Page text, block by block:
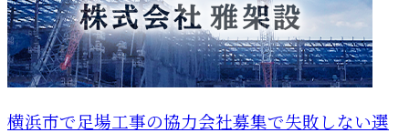
横浜市で足場工事の協力会社募集で失敗しない選